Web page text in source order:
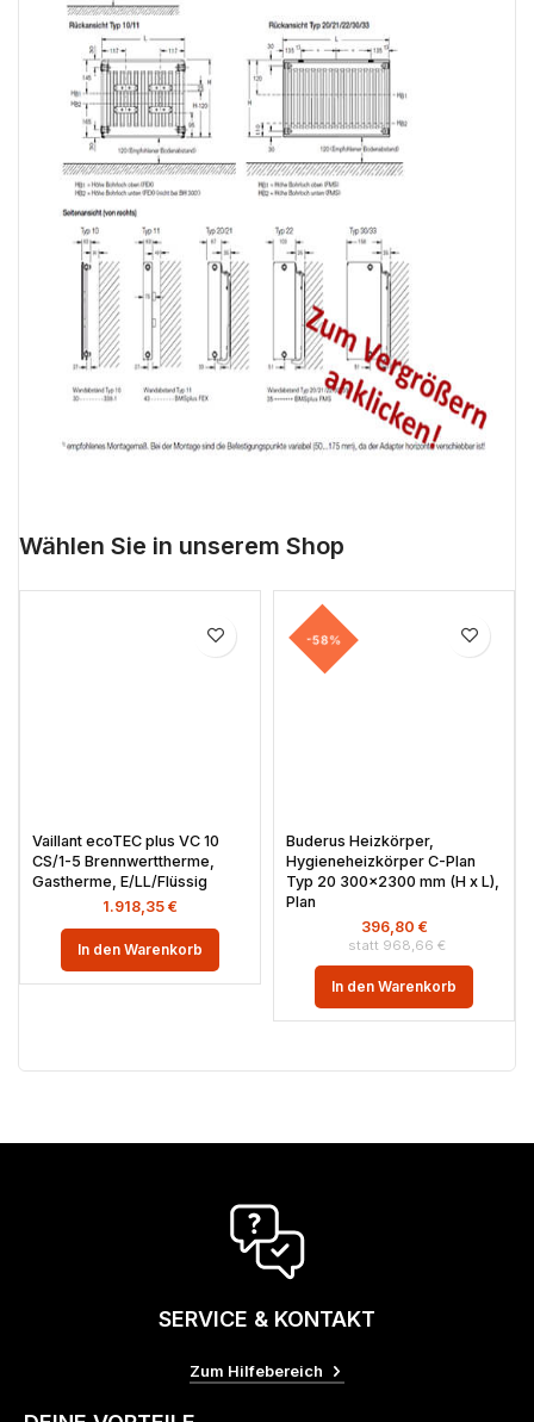
Wählen Sie in unserem Shop
Vaillant ecoTEC plus VC 10
CS/1-5 Brennwerttherme,
Gastherme, E/LL/Flüssig
1.918,35 €
In den Warenkorb
-58%
Buderus Heizkörper,
Hygieneheizkörper C-Plan
Typ 20 300×2300 mm (H x L),
Plan
968,66 €
396,80 €
In den Warenkorb
SERVICE & KONTAKT
Zum Hilfebereich